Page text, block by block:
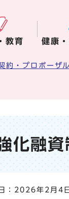
教育 健康
約・プロポーザル
化融資
： 2026年2月4日